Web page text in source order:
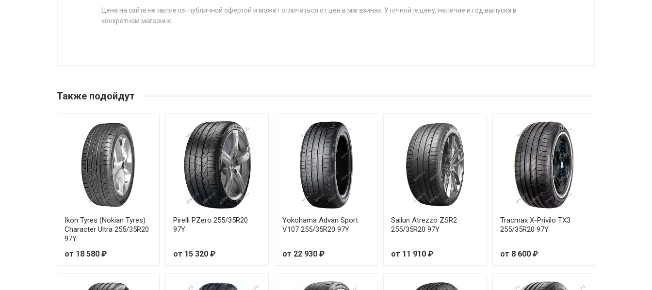
Цена на сайте не является публичной офертой и может отличаться от цен в магазинах. Уточняйте цену, наличие и год выпуска в
конкретном магазине.
Sonix XSPORT S8 195/45R17 85W
Sonix XSPORT S8 195/50R15 82V от 5 260 ₽
Sonix XSPORT S8 195/50R16 88V от 5 460 ₽
Sonix XSPORT S8 195/55R15 85V от 5 480 ₽
Sonix XSPORT S8 195/55R16 91V от 5 580 ₽
Sonix XSPORT S8 205/40R17 84W от 5 730 ₽
Sonix XSPORT S8 205/50R16 91W от 6 100 ₽
Также подойдут
Ikon Tyres (Nokian Tyres)
Character Ultra 255/35R20
97Y
от 18 580 ₽
Pirelli PZero 255/35R20
97Y
от 15 320 ₽
Yokohama Advan Sport
V107 255/35R20 97Y
от 22 930 ₽
Sailun Atrezzo ZSR2
255/35R20 97Y
от 11 910 ₽
Tracmax X-Privilo TX3
255/35R20 97Y
от 8 600 ₽